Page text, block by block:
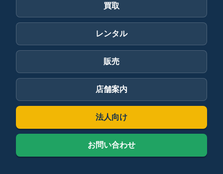
買取
レンタル
販売
店舗案内
法人向け
お問い合わせ